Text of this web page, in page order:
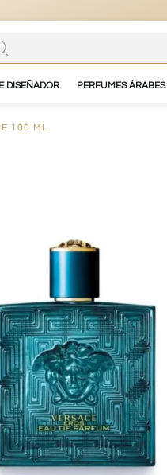
DISEÑADOR PERFUMES ÁRABES
100 ML